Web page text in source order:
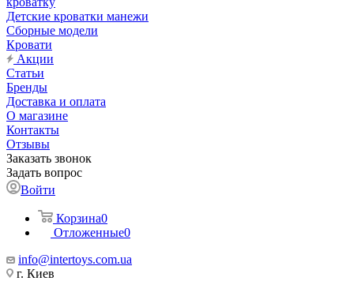
Детские кроватки манежи
Сборные модели
Кровати
Акции
Статьи
Бренды
Доставка и оплата
О магазине
Контакты
Отзывы
Заказать звонок
Задать вопрос
Войти
Корзина0
Отложенные0
info@intertoys.com.ua
г. Киев